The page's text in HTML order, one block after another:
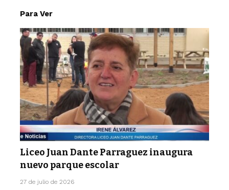
Para Ver
Liceo Juan Dante Parraguez inaugura
nuevo parque escolar
27 de julio de 2026